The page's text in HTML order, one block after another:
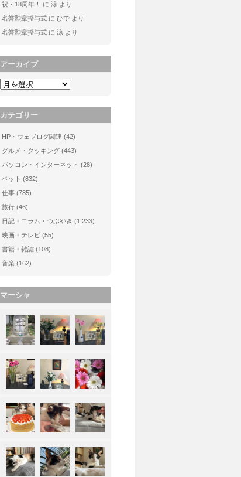
祝・18周年！
に 涼 より
名誉勲章授与式 に ひで より
名誉勲章授与式 に 涼 より
アーカイブ
カテゴリー
HP・ウェブログ関連 (42)
グルメ・クッキング (443)
パソコン・インターネット (28)
ペット (832)
仕事 (785)
旅行 (46)
日記・コラム・つぶやき (1,233)
映画・テレビ (55)
書籍・雑誌 (108)
音楽 (162)
マーシャ